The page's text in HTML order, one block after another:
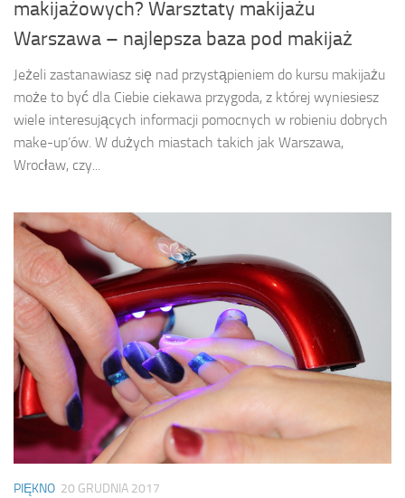
makijażowych? Warsztaty makijażu
Warszawa – najlepsza baza pod makijaż
Jeżeli zastanawiasz się nad przystąpieniem do kursu makijażu
może to być dla Ciebie ciekawa przygoda, z której wyniesiesz
wiele interesujących informacji pomocnych w robieniu dobrych
make-up’ów. W dużych miastach takich jak Warszawa,
Wrocław, czy...
PIĘKNO 20 GRUDNIA 2017